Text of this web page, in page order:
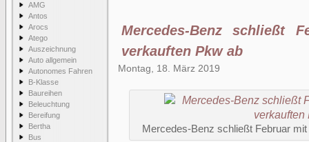
AMG
Antos
Arocs
Atego
Auszeichnung
Auto allgemein
Autonomes Fahren
B-Klasse
Baureihen
Beleuchtung
Bereifung
Bertha
Bus
Mercedes-Benz schließt
verkauften Pkw ab
Montag, 18. März 2019
Mercedes-Benz schließt Februar